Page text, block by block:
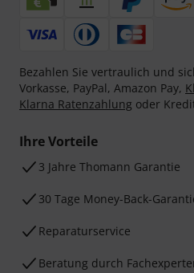
Bezahlen Sie vertraulich und
Vorkasse, PayPal, Amazon Pay,
Klarna Ratenzahlung oder
Ihre Vorteile
3 Jahre Thomann Garantie
30 Tage Money-Back-
Reparaturservice
Beratung durch